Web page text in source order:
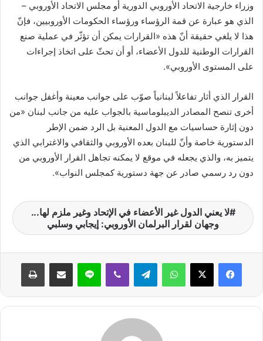
وزراء خارجية الاتحاد الأوروبي الدورية أو مجلس الاتحاد الأوروبي –
الذي هو عبارة عن قمة الرؤساء ورؤساء الحكومات الأوروبيين، فإنّ
هذا لا يلغي حقيقة أنّ هذه «القرارات يمكن أن تؤثّر في عملية صنع
القرارات الوطنية للدول الأعضاء، أو أن تحثّ على اتخاذ إجراءات
على المستوى الأوروبي».
القرار الذي أثار تفاعلاً لبنانياً صوّب على جوانب معينة وأغفل جوانب
أخرى تنصح المصادر الديبلوماسية بالجواب عليه من جانب لبنان «من
دون إثارة حساسيات مع الدول المعنية بل الرد ضمن الإطر
الدستورية خاصة وأنّ للبنان بعده الأوروبي والثقافي والاغترابي الذي
يتميز به، والذي يجعله في موقع لا يمكنه تجاهل القرار الأوروبي من
دون رد رسمي صادر عن جهة دستورية كمجلس النواب».
لا يعني الدول غير الأعضاء في الإتحاد وغير ملزم لها...
وجهان لقرار البرلمان الأوروبي: إيجابي وسلبي
واتساب لاين